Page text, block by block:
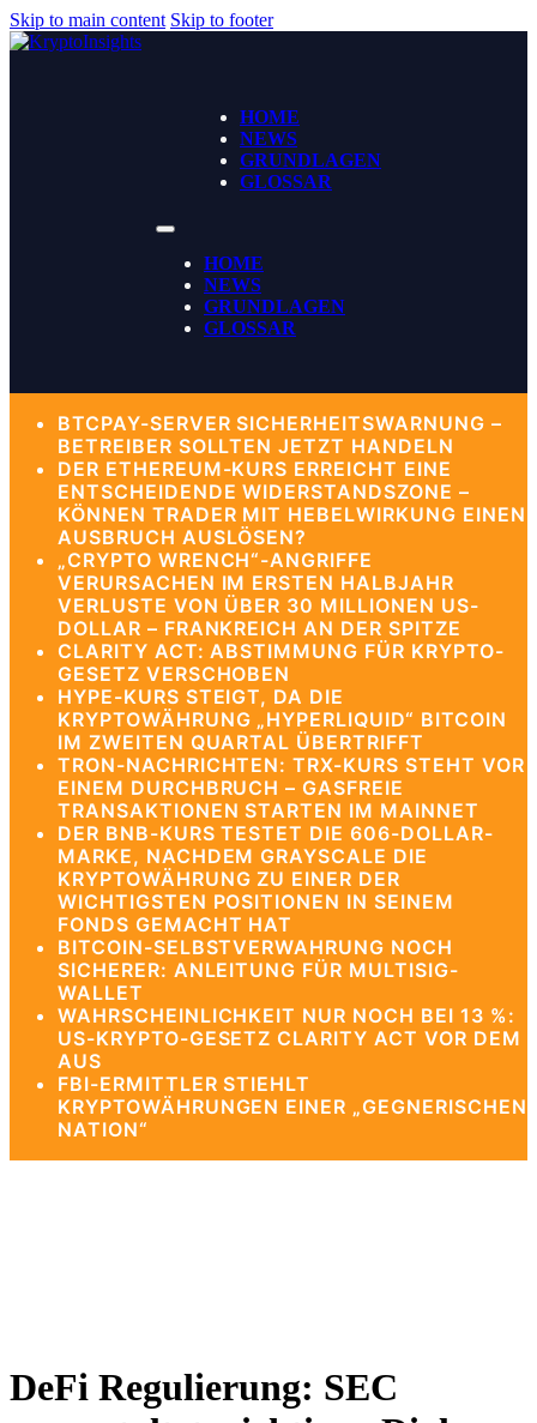
Skip to main content Skip to footer
HOME
NEWS
GRUNDLAGEN
GLOSSAR
HOME
NEWS
GRUNDLAGEN
GLOSSAR
BTCPAY-SERVER SICHERHEITSWARNUNG –
BETREIBER SOLLTEN JETZT HANDELN
DER ETHEREUM-KURS ERREICHT EINE
ENTSCHEIDENDE WIDERSTANDSZONE –
KÖNNEN TRADER MIT HEBELWIRKUNG EINEN
AUSBRUCH AUSLÖSEN?
„CRYPTO WRENCH“-ANGRIFFE
VERURSACHEN IM ERSTEN HALBJAHR
VERLUSTE VON ÜBER 30 MILLIONEN US-
DOLLAR – FRANKREICH AN DER SPITZE
CLARITY ACT: ABSTIMMUNG FÜR KRYPTO-
GESETZ VERSCHOBEN
HYPE-KURS STEIGT, DA DIE
KRYPTOWÄHRUNG „HYPERLIQUID“ BITCOIN
IM ZWEITEN QUARTAL ÜBERTRIFFT
TRON-NACHRICHTEN: TRX-KURS STEHT VOR
EINEM DURCHBRUCH – GASFREIE
TRANSAKTIONEN STARTEN IM MAINNET
DER BNB-KURS TESTET DIE 606-DOLLAR-
MARKE, NACHDEM GRAYSCALE DIE
KRYPTOWÄHRUNG ZU EINER DER
WICHTIGSTEN POSITIONEN IN SEINEM
FONDS GEMACHT HAT
BITCOIN-SELBSTVERWAHRUNG NOCH
SICHERER: ANLEITUNG FÜR MULTISIG-
WALLET
WAHRSCHEINLICHKEIT NUR NOCH BEI 13 %:
US-KRYPTO-GESETZ CLARITY ACT VOR DEM
AUS
FBI-ERMITTLER STIEHLT
KRYPTOWÄHRUNGEN EINER „GEGNERISCHEN
NATION“
DeFi Regulierung: SEC